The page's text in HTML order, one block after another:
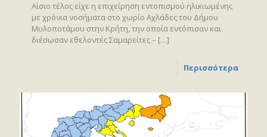
Αίσιο τέλος είχε η επιχείρηση εντοπισμού ηλικιωμένης
με χρόνια νοσήματα στο χωρίο Αχλάδες του Δήμου
Μυλοποτάμου στην Κρήτη, την οποία εντόπισαν και
διέσωσαν εθελοντές Σαμαρείτες – […]
Περισσότερα